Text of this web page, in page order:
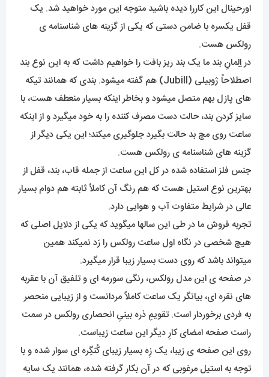
اورحینال این کاررا دیده باشید متوجه این مورد خواهید شد. یک
قفل یکسره با ضامن دستی که یکی از گزینه های شناسنامه ی
رولکس هست.
در اِلِمانِ بند ما یک بند ریز بافت را خواهیم داشت که به این نوع بند
اصطلاحاً ژوبیلی (Jubill) هم گفته میشود. بندی که همانند تیکه
های پازل بهم متصل میشود و بخاطر اینکه بسیار منعطف هست، با
سایز کردن بند، حالت دست مصرف کننده را به خود میگیرد و از اینکه
ساعت روی مچ بد حالت بگیرد جلوگیری میکند؛ این یکی دیگر از
گزینه های شناسنامه ی رولکس هست.
جنس فلز استفاده شده در کل این ساعت از جمله قاب، بند، قفل از
بهترین نوع استیل هست که هم رنگ آن کاملاً ثابته هم دوام بسیار
عالی در شرایط متفاوت آب و هوایی دارد.
تجربه فروش ما در طی این سالها میگوید که یکی از دلایل اصلی که
هیچ شخصی در نگاه اول ساعت رولکس را رَد نمیکند همین
میتواند باشد که روی دست بسیار زیبا قرار میگیرد.
در صفحه ی این مدل رولکس، رنگی سورمه ای و تلفیق آن با عقربه
های نقره ای، بیانگر یک ساعت کاملاً مردانست و از زیبایی منحصر
به فردی برخوردار است. تقویمِ ذره بینیِ انحصاری رولکس در سمت
راست صفحه امضای کارِ دیگر این ساعت زیباست.
روی این صفحه ی زیبا، یک زِه بسیار زیبای کُنگِره ای سوار شده و با
توجه به استیل مرغوبی که در آن بکار گرفته شده، همانند یک سایه